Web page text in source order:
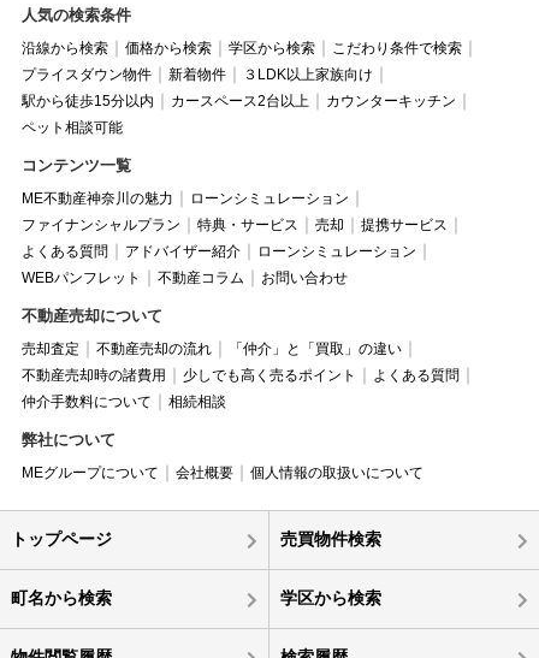
人気の検索条件
沿線から検索 価格から検索 学区から検索
こだわり条件で検索
プライスダウン物件
新着物件
３LDK以上家族向け
駅から徒歩15分以内
カースペース2台以上
カウンターキッチン
ペット相談可能
コンテンツ一覧
ME不動産神奈川の魅力
ローンシミュレーション
ファイナンシャルプラン
特典・サービス 売却
提携サービス
よくある質問
アドバイザー紹介
ローンシミュレーション
WEBパンフレット
不動産コラム お問い合わせ
不動産売却について
売却査定 不動産売却の流れ
「仲介」と「買取」の違い
不動産売却時の諸費用
少しでも高く売るポイント
よくある質問
仲介手数料について
相続相談
弊社について
MEグループについて 会社概要 個人情報の取扱いについて
トップページ 売買物件検索
町名から検索 学区から検索